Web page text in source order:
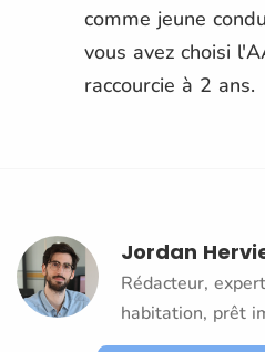
comme jeune
vous avez choisi
raccourcie à 2 ans.
Jordan
Rédacteur,
habitation, prêt